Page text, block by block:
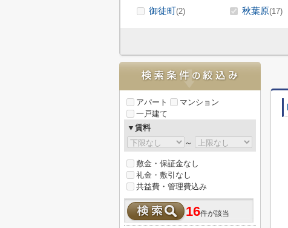
御徒町(2) 秋葉原(17)
アパート
マンション
一戸建て
▼賃料
～
敷金・保証金なし
礼金・敷引なし
共益費・管理費込み
16件が該当